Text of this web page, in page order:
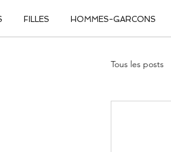
FILLES HOMMES-GARCONS
Tous les posts